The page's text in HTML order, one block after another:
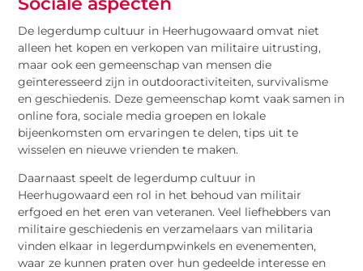
De legerdump cultuur in Heerhugowaard omvat niet
alleen het kopen en verkopen van militaire uitrusting,
maar ook een gemeenschap van mensen die
geïnteresseerd zijn in outdooractiviteiten, survivalisme
en geschiedenis. Deze gemeenschap komt vaak samen in
online fora, sociale media groepen en lokale
bijeenkomsten om ervaringen te delen, tips uit te
wisselen en nieuwe vrienden te maken.
Daarnaast speelt de legerdump cultuur in
Heerhugowaard een rol in het behoud van militair
erfgoed en het eren van veteranen. Veel liefhebbers van
militaire geschiedenis en verzamelaars van militaria
vinden elkaar in legerdumpwinkels en evenementen,
waar ze kunnen praten over hun gedeelde interesse en